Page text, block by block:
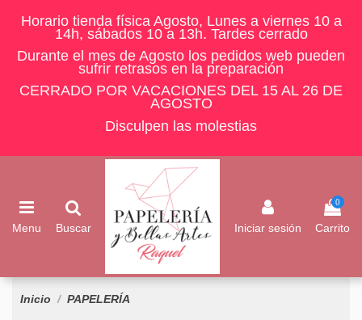
Horario tienda física Agosto, Lunes a viernes 10 a
14h, sábados 10 a 13h. Tardes cerrado
Durante el mes de Agosto los pedidos web pueden
sufrir retrasos en la preparación
CERRADO POR VACACIONES DEL 15 AL 26 DE
AGOSTO
Disculpen las molestias
Menu Buscar Iniciar sesión
0
Carrito
Inicio PAPELERÍA